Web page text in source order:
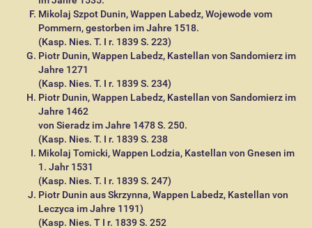
Mikolaj Szpot Dunin, Wappen Labedz, Wojewode vom
Pommern, gestorben im Jahre 1518.
(Kasp. Nies. T. I r. 1839 S. 223)
Piotr Dunin, Wappen Labedz, Kastellan von Sandomierz im
Jahre 1271
(Kasp. Nies. T. I r. 1839 S. 234)
Piotr Dunin, Wappen Labedz, Kastellan von Sandomierz im
Jahre 1462
von Sieradz im Jahre 1478 S. 250.
(Kasp. Nies. T. I r. 1839 S. 238
Mikolaj Tomicki, Wappen Lodzia, Kastellan von Gnesen im
1. Jahr 1531
(Kasp. Nies. T. I r. 1839 S. 247)
Piotr Dunin aus Skrzynna, Wappen Labedz, Kastellan von
Leczyca im Jahre 1191)
(Kasp. Nies. T I r. 1839 S. 252